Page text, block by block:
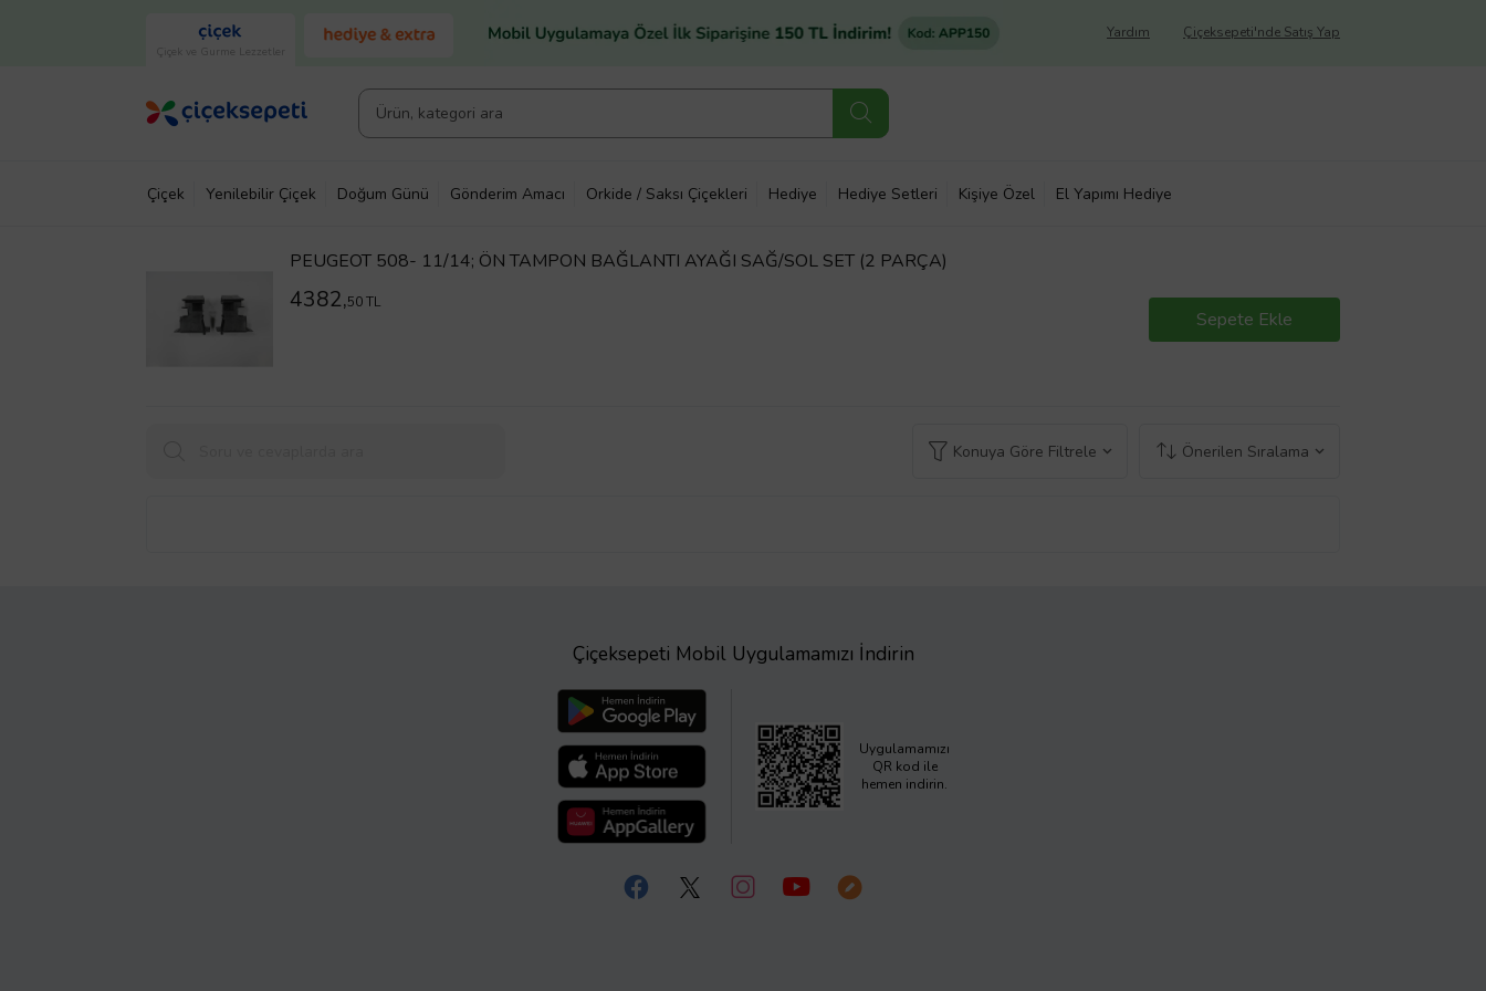
Çiçek ve Gurme Lezzetler
Çiçeksepeti'nde Satış Yap
Yardım
Çiçek Yenilebilir Çiçek Doğum Günü Gönderim Amacı Orkide / Saksı Çiçekleri Hediye Hediye Setleri Kişiye Özel El Yapımı Hediye
PEUGEOT 508- 11/14; ÖN TAMPON BAĞLANTI AYAĞI SAĞ/SOL SET (2 PARÇA)
4382,50 TL
Sepete Ekle
Konuya Göre Filtrele Önerilen Sıralama
Çiçeksepeti Mobil Uygulamamızı İndirin
Uygulamamızı
QR kod ile
hemen indirin.